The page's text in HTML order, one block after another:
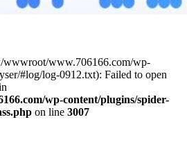
wwwroot/www.706166.com/wp-
#log/log-0912.txt): Failed to open
wp-content/plugins/spider-
on line 3007